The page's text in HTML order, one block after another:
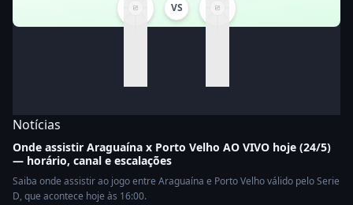
VS
Notícias
Onde assistir Araguaína x Porto Velho AO VIVO hoje (24/5)
— horário, canal e escalações
Saiba onde assistir ao jogo entre Araguaína e Porto Velho válido pelo Serie
D, que acontece hoje às 16:00.